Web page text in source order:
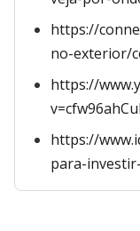
https://
no-exterior/
https://
https://
para-